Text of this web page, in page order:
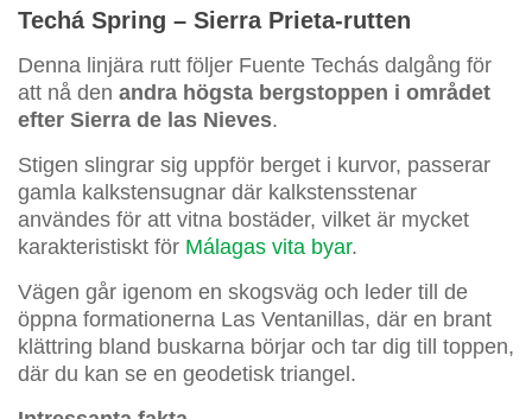
Techá Spring – Sierra Prieta-rutten
Denna linjära rutt följer Fuente Techás dalgång för
att nå den andra högsta bergstoppen i området
efter Sierra de las Nieves.
Stigen slingrar sig uppför berget i kurvor, passerar
gamla kalkstensugnar där kalkstensstenar
användes för att vitna bostäder, vilket är mycket
karakteristiskt för Málagas vita byar.
Vägen går igenom en skogsväg och leder till de
öppna formationerna Las Ventanillas, där en brant
klättring bland buskarna börjar och tar dig till toppen,
där du kan se en geodetisk triangel.